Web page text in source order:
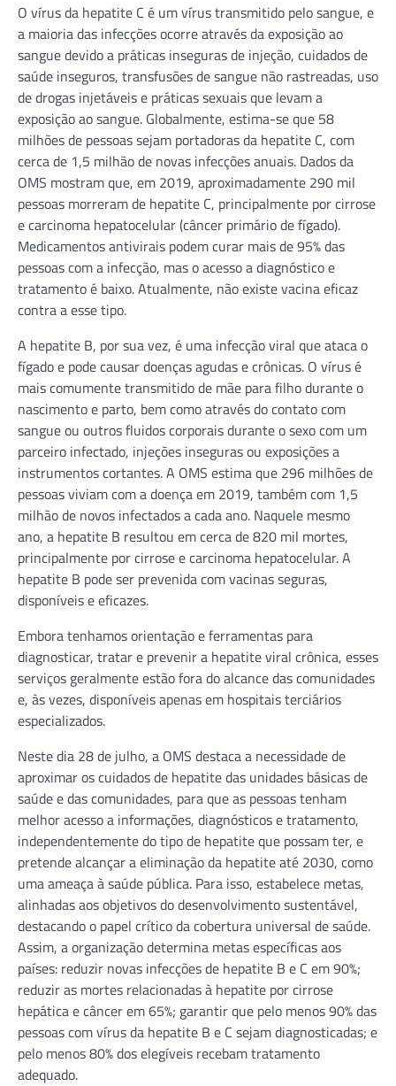
O vírus da hepatite C é um vírus transmitido pelo sangue, e
a maioria das infecções ocorre através da exposição ao
sangue devido a práticas inseguras de injeção, cuidados de
saúde inseguros, transfusões de sangue não rastreadas, uso
de drogas injetáveis e práticas sexuais que levam a
exposição ao sangue. Globalmente, estima-se que 58
milhões de pessoas sejam portadoras da hepatite C, com
cerca de 1,5 milhão de novas infecções anuais. Dados da
OMS mostram que, em 2019, aproximadamente 290 mil
pessoas morreram de hepatite C, principalmente por cirrose
e carcinoma hepatocelular (câncer primário de fígado).
Medicamentos antivirais podem curar mais de 95% das
pessoas com a infecção, mas o acesso a diagnóstico e
tratamento é baixo. Atualmente, não existe vacina eficaz
contra a esse tipo.
A hepatite B, por sua vez, é uma infecção viral que ataca o
fígado e pode causar doenças agudas e crônicas. O vírus é
mais comumente transmitido de mãe para filho durante o
nascimento e parto, bem como através do contato com
sangue ou outros fluidos corporais durante o sexo com um
parceiro infectado, injeções inseguras ou exposições a
instrumentos cortantes. A OMS estima que 296 milhões de
pessoas viviam com a doença em 2019, também com 1,5
milhão de novos infectados a cada ano. Naquele mesmo
ano, a hepatite B resultou em cerca de 820 mil mortes,
principalmente por cirrose e carcinoma hepatocelular. A
hepatite B pode ser prevenida com vacinas seguras,
disponíveis e eficazes.
Embora tenhamos orientação e ferramentas para
diagnosticar, tratar e prevenir a hepatite viral crônica, esses
serviços geralmente estão fora do alcance das comunidades
e, às vezes, disponíveis apenas em hospitais terciários
especializados.
Neste dia 28 de julho, a OMS destaca a necessidade de
aproximar os cuidados de hepatite das unidades básicas de
saúde e das comunidades, para que as pessoas tenham
melhor acesso a informações, diagnósticos e tratamento,
independentemente do tipo de hepatite que possam ter, e
pretende alcançar a eliminação da hepatite até 2030, como
uma ameaça à saúde pública. Para isso, estabelece metas,
alinhadas aos objetivos do desenvolvimento sustentável,
destacando o papel crítico da cobertura universal de saúde.
Assim, a organização determina metas específicas aos
países: reduzir novas infecções de hepatite B e C em 90%;
reduzir as mortes relacionadas à hepatite por cirrose
hepática e câncer em 65%; garantir que pelo menos 90% das
pessoas com vírus da hepatite B e C sejam diagnosticadas; e
pelo menos 80% dos elegíveis recebam tratamento
adequado.